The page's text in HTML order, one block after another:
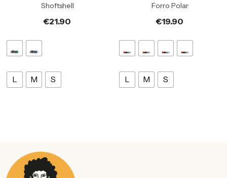
Shoftshell
€21.90
L M S
Forro Polar
€19.90
L M S